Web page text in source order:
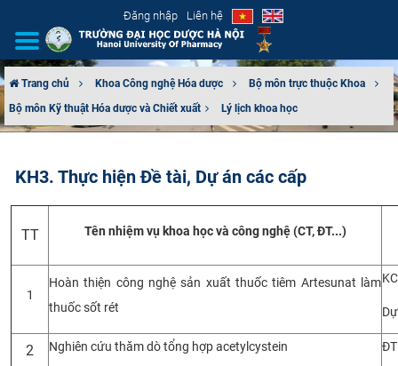
Đăng nhập Liên hệ
GIỚI THIỆU
TUYỂN SINH
ĐẢM BẢO CHẤT LƯỢNG
KHOA HỌC CÔNG NGHỆ
Trang chủ Khoa Công nghệ Hóa dược
Bộ môn trực thuộc Khoa
Bộ môn Kỹ thuật Hóa dược và Chiết xuất​
Lý lịch khoa học
KH3. Thực hiện Đề tài, Dự án các cấp
TT Tên nhiệm vụ khoa học và công nghệ (CT, ĐT...)
1
Hoàn thiện công nghệ sản xuất thuốc tiêm Artesunat làm
thuốc sốt rét
2 Nghiên cứu thăm dò tổng hợp acetylcystein